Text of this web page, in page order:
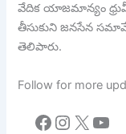
వేదిక యాజమాన్యం
తీసుకుని జనసేన
తెలిపారు.
Follow for more
Facebook
X